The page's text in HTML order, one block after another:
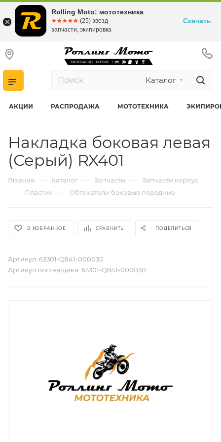
Каталог
АКЦИИ РАСПРОДАЖА МОТОТЕХНИКА
Накладка боковая левая
(Серый) RX401
Главная — Каталог — Запчасти — Запчасти корпус
— Пластик — Обтекатели боковые передние
В ИЗБРАННОЕ СРАВНИТЬ ПОДЕЛИТЬСЯ
Артикул: 63301-Q841-000030
Артикул поставщика: 63301-Q841-000030
Rolling Moto: мототехника
☆☆☆☆☆
★★★★★ (25) звезд
запчасти, экипировка
Скачать